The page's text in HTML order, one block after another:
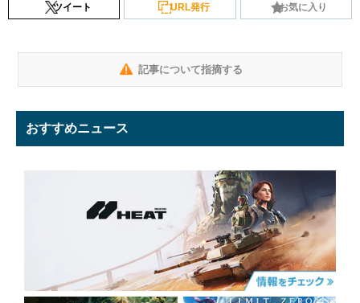
ツイート URL発行 お気に入り
記事について指摘する
おすすめニュース